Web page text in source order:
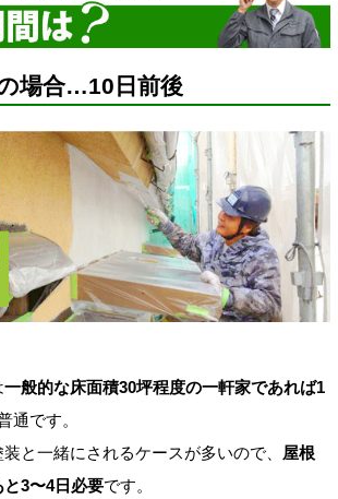
場合…10日前後
一般的な床面積30坪程度の一軒家であれば1
通です。
と一緒にされるケースが多いので、 屋根
3〜4日必要です。